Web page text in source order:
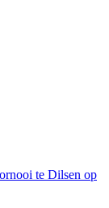
te Dilsen op